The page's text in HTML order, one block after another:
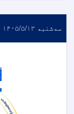
سه‌شنبه ۱۴۰۵/۵/۱۳ - ۱۴:۲۶